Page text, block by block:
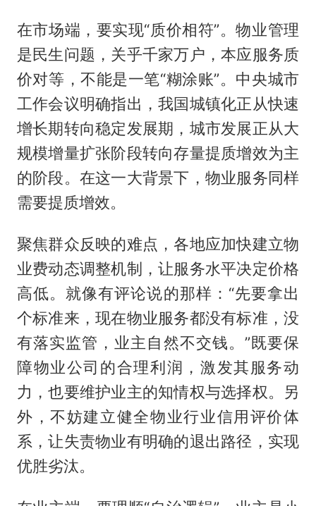
在市场端，要实现“质价相符”。物业管理
是民生问题，关乎千家万户，本应服务质
价对等，不能是一笔“糊涂账”。中央城市
工作会议明确指出，我国城镇化正从快速
增长期转向稳定发展期，城市发展正从大
规模增量扩张阶段转向存量提质增效为主
的阶段。在这一大背景下，物业服务同样
需要提质增效。
聚焦群众反映的难点，各地应加快建立物
业费动态调整机制，让服务水平决定价格
高低。就像有评论说的那样：“先要拿出
个标准来，现在物业服务都没有标准，没
有落实监管，业主自然不交钱。”既要保
障物业公司的合理利润，激发其服务动
力，也要维护业主的知情权与选择权。另
外，不妨建立健全物业行业信用评价体
系，让失责物业有明确的退出路径，实现
优胜劣汰。